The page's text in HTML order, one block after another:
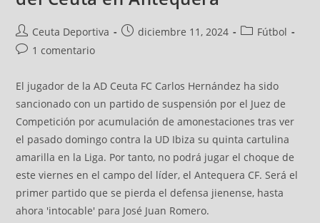
Ceuta Deportiva diciembre 11, 2024
Fútbol
1 comentario
El jugador de la AD Ceuta FC Carlos Hernández ha sido
sancionado con un partido de suspensión por el Juez de
Competición por acumulación de amonestaciones tras ver
el pasado domingo contra la UD Ibiza su quinta cartulina
amarilla en la Liga. Por tanto, no podrá jugar el choque de
este viernes en el campo del líder, el Antequera CF. Será el
primer partido que se pierda el defensa jienense, hasta
ahora 'intocable' para José Juan Romero.